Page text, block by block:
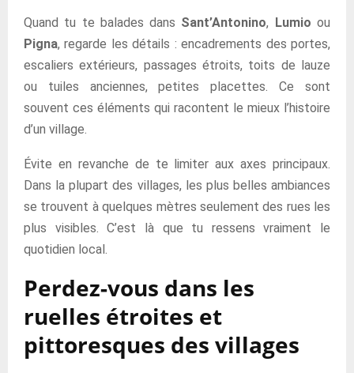
Quand tu te balades dans Sant’Antonino, Lumio ou
Pigna, regarde les détails : encadrements des portes,
escaliers extérieurs, passages étroits, toits de lauze
ou tuiles anciennes, petites placettes. Ce sont
souvent ces éléments qui racontent le mieux l’histoire
d’un village.
Évite en revanche de te limiter aux axes principaux.
Dans la plupart des villages, les plus belles ambiances
se trouvent à quelques mètres seulement des rues les
plus visibles. C’est là que tu ressens vraiment le
quotidien local.
Perdez-vous dans les
ruelles étroites et
pittoresques des villages